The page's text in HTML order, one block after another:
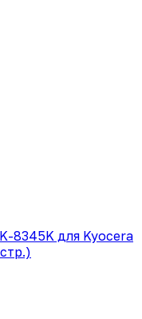
8345K для Kyocera